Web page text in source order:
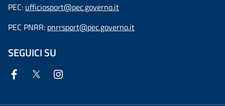
PEC: ufficiosport@pec.governo.it
PEC PNRR: pnrrsport@pec.governo.it
SEGUICI SU